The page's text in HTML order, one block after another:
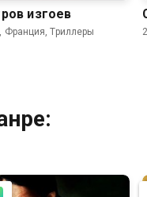
изгоев
Франция, Триллеры